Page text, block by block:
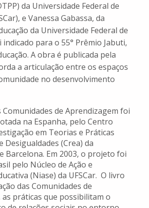
da Universidade Federal de
e Vanessa Gabassa, da
da Universidade Federal de
indicado para o 55° Prêmio Jabuti,
A obra é publicada pela
a articulação entre os espaços
no desenvolvimento
de Aprendizagem foi
na Espanha, pelo Centro
em Teorias e Práticas
Desigualdades (Crea) da
Barcelona. Em 2003, o projeto foi
pelo Núcleo de Ação e
(Niase) da UFSCar. O livro
das Comunidades de
práticas que possibilitam o